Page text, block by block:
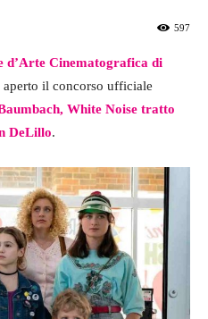
597
d’Arte Cinematografica di
aperto il concorso ufficiale
White Noise tratto
DeLillo.